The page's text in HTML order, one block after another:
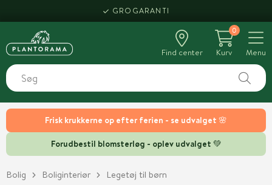
Frisk krukkerne op efter ferien - se udvalget 🌸
Forudbestil blomsterløg - oplev udvalget 💚
GROGARANTI
Find center
0
Kurv
Menu
Bolig Boliginteriør Legetøj til børn